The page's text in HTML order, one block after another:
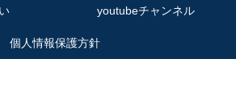
youtubeチャンネル
個人情報保護方針